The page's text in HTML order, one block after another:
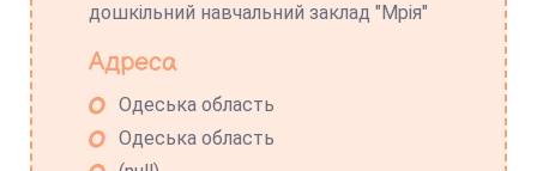
дошкільний навчальний заклад "Мрія"
Адреса
Одеська область
Одеська область